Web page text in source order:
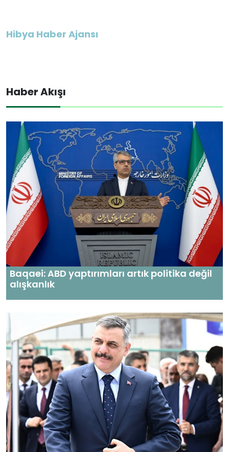
Hibya Haber Ajansı
Haber Akışı
Baqaei: ABD yaptırımları artık politika değil
alışkanlık